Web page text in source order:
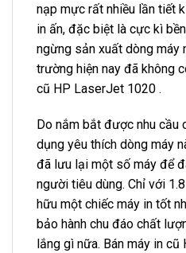
nạp mực rất nhiều lần tiết
in ấn, đặc biệt là cực kì
ngừng sản xuất dòng máy
trường hiện nay đã không
cũ HP LaserJet 1020 .
Do nắm bắt được nhu cầu
dụng yêu thích dòng máy
đã lưu lại một số máy để
người tiêu dùng. Chỉ với
hữu một chiếc máy in tốt
bảo hành chu đáo chất
lắng gì nữa. Bán máy in